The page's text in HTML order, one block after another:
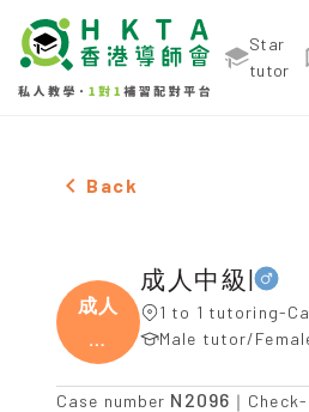
Star
tutor
Male 成人中級|，
Back
成人
級|
成人中級|
1 to 1 tutoring-
Male tutor/
Case number N2096 ｜